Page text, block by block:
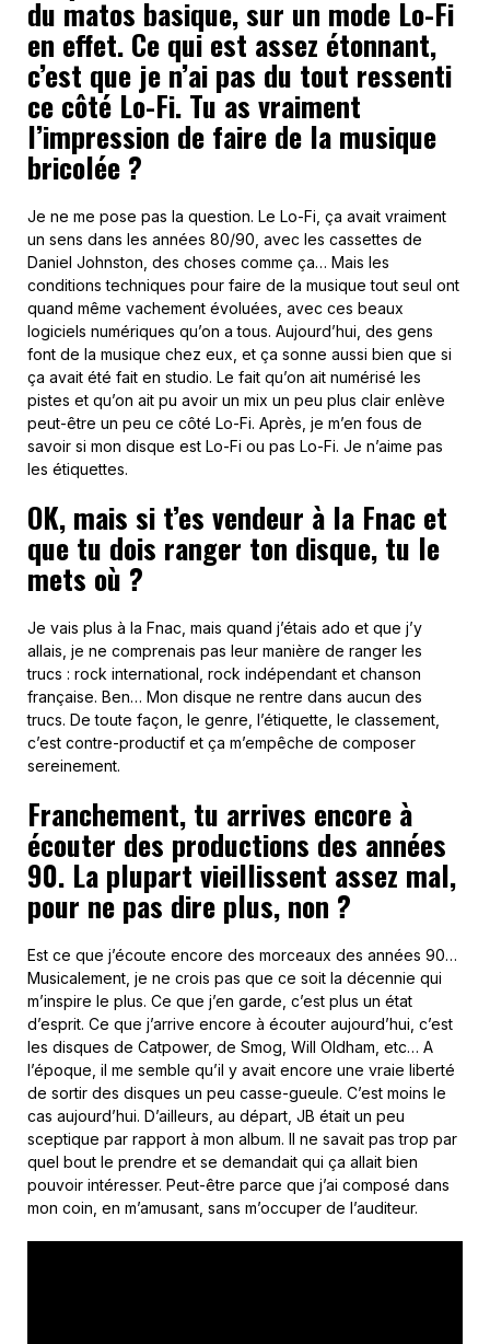
du matos basique, sur un mode Lo-Fi
en effet. Ce qui est assez étonnant,
c’est que je n’ai pas du tout ressenti
ce côté Lo-Fi. Tu as vraiment
l’impression de faire de la musique
bricolée ?
Je ne me pose pas la question. Le Lo-Fi, ça avait vraiment
un sens dans les années 80/90, avec les cassettes de
Daniel Johnston, des choses comme ça… Mais les
conditions techniques pour faire de la musique tout seul ont
quand même vachement évoluées, avec ces beaux
logiciels numériques qu’on a tous. Aujourd’hui, des gens
font de la musique chez eux, et ça sonne aussi bien que si
ça avait été fait en studio. Le fait qu’on ait numérisé les
pistes et qu’on ait pu avoir un mix un peu plus clair enlève
peut-être un peu ce côté Lo-Fi. Après, je m’en fous de
savoir si mon disque est Lo-Fi ou pas Lo-Fi. Je n’aime pas
les étiquettes.
OK, mais si t’es vendeur à la Fnac et
que tu dois ranger ton disque, tu le
mets où ?
Je vais plus à la Fnac, mais quand j’étais ado et que j’y
allais, je ne comprenais pas leur manière de ranger les
trucs : rock international, rock indépendant et chanson
française. Ben… Mon disque ne rentre dans aucun des
trucs. De toute façon, le genre, l’étiquette, le classement,
c’est contre-productif et ça m’empêche de composer
sereinement.
Franchement, tu arrives encore à
écouter des productions des années
90. La plupart vieillissent assez mal,
pour ne pas dire plus, non ?
Est ce que j’écoute encore des morceaux des années 90…
Musicalement, je ne crois pas que ce soit la décennie qui
m’inspire le plus. Ce que j’en garde, c’est plus un état
d’esprit. Ce que j’arrive encore à écouter aujourd’hui, c’est
les disques de Catpower, de Smog, Will Oldham, etc… A
l’époque, il me semble qu’il y avait encore une vraie liberté
de sortir des disques un peu casse-gueule. C’est moins le
cas aujourd’hui. D’ailleurs, au départ, JB était un peu
sceptique par rapport à mon album. Il ne savait pas trop par
quel bout le prendre et se demandait qui ça allait bien
pouvoir intéresser. Peut-être parce que j’ai composé dans
mon coin, en m’amusant, sans m’occuper de l’auditeur.